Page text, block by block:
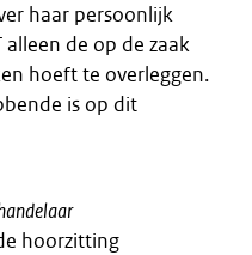
haar persoonlijk
alleen de op de zaak
hoeft te overleggen.
is op dit
hoorzitting